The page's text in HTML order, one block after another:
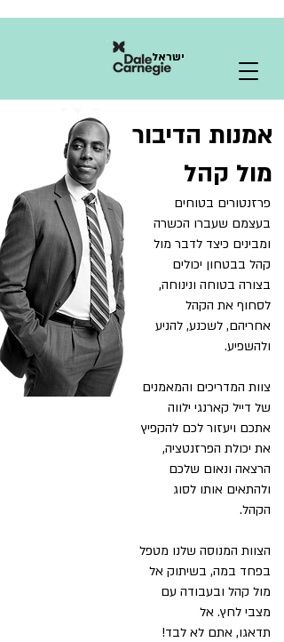
ישראל
אמנות הדיבור
מול קהל
פרזנטורים בטוחים
בעצמם שעברו הכשרה
ומבינים כיצד לדבר מול
קהל בבטחון יכולים
בצורה בטוחה ונינוחה,
לסחוף את הקהל
אחריהם, לשכנע, להניע
ולהשפיע.
צוות המדריכים והמאמנים
של דייל קארנגי ילווה
אתכם ויעזור לכם להקפיץ
את יכולת הפרזנטציה,
הרצאה ונאום שלכם
ולהתאים אותו לסוג
הקהל.
הצוות המנוסה שלנו מטפל
בפחד במה, בשיתוק אל
מול קהל ובעבודה עם
מצבי לחץ. אל
תדאגו, אתם לא לבד!